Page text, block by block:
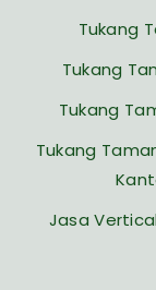
Tukang
Tukang
Tukang
Tukang
Jasa